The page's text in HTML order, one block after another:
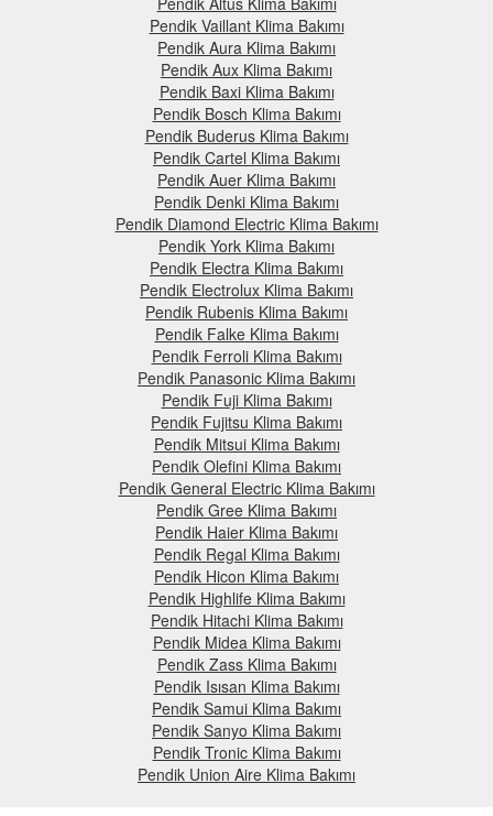
Pendik Vaillant Klima Bakımı
Pendik Aura Klima Bakımı
Pendik Aux Klima Bakımı
Pendik Baxi Klima Bakımı
Pendik Bosch Klima Bakımı
Pendik Buderus Klima Bakımı
Pendik Cartel Klima Bakımı
Pendik Auer Klima Bakımı
Pendik Denki Klima Bakımı
Pendik Diamond Electric Klima Bakımı
Pendik York Klima Bakımı
Pendik Electra Klima Bakımı
Pendik Electrolux Klima Bakımı
Pendik Rubenis Klima Bakımı
Pendik Falke Klima Bakımı
Pendik Ferroli Klima Bakımı
Pendik Panasonic Klima Bakımı
Pendik Fuji Klima Bakımı
Pendik Fujitsu Klima Bakımı
Pendik Mitsui Klima Bakımı
Pendik Olefini Klima Bakımı
Pendik General Electric Klima Bakımı
Pendik Gree Klima Bakımı
Pendik Haier Klima Bakımı
Pendik Regal Klima Bakımı
Pendik Hicon Klima Bakımı
Pendik Highlife Klima Bakımı
Pendik Hitachi Klima Bakımı
Pendik Midea Klima Bakımı
Pendik Zass Klima Bakımı
Pendik Isısan Klima Bakımı
Pendik Samui Klima Bakımı
Pendik Sanyo Klima Bakımı
Pendik Tronic Klima Bakımı
Pendik Union Aire Klima Bakımı